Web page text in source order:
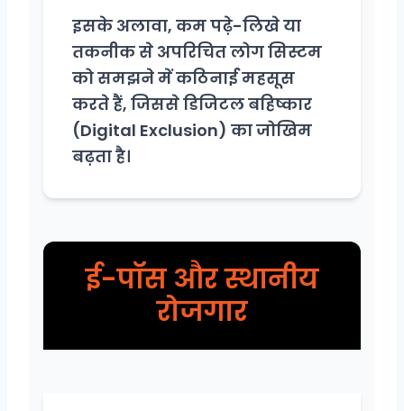
इसके अलावा, कम पढ़े-लिखे या
तकनीक से अपरिचित लोग सिस्टम
को समझने में कठिनाई महसूस
करते हैं, जिससे डिजिटल बहिष्कार
(Digital Exclusion) का जोखिम
बढ़ता है।
ई-पॉस और स्थानीय
रोजगार